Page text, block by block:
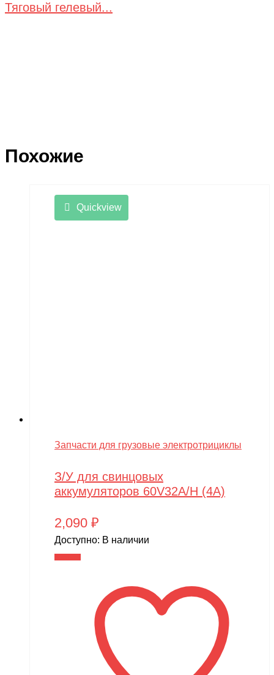
Тяговый гелевый...
Похожие
Quickview
Запчасти для грузовые электротрициклы
З/У для свинцовых
аккумуляторов 60V32A/H (4A)
2,090 ₽
Доступно: В наличии